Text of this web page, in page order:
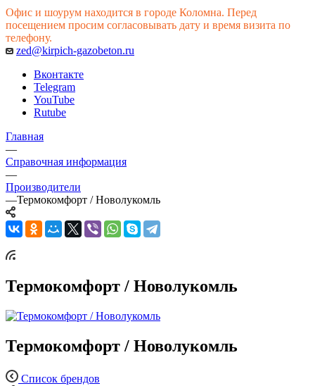
Офис и шоурум находится в городе Коломна. Перед
посещением просим согласовывать дату и время визита по
телефону.
zed@kirpich-gazobeton.ru
Вконтакте
Telegram
YouTube
Rutube
Главная
—
Справочная информация
—
Производители
—Термокомфорт / Новолукомль
Термокомфорт / Новолукомль
Термокомфорт / Новолукомль
Список брендов